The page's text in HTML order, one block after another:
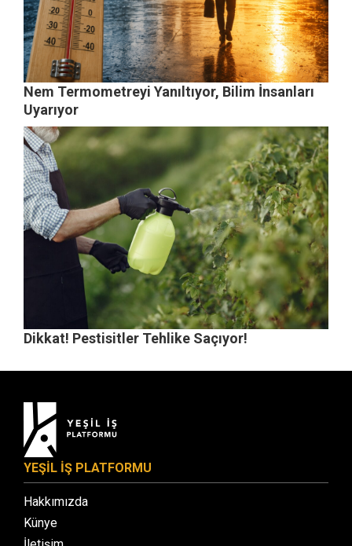
Nem Termometreyi Yanıltıyor, Bilim İnsanları
Uyarıyor
Dikkat! Pestisitler Tehlike Saçıyor!
YEŞİL İŞ PLATFORMU
Hakkımızda
Künye